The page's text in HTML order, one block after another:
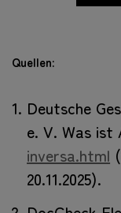
Quellen:
Deutsche
e. V. Was ist
inversa.html
20.11.2025).